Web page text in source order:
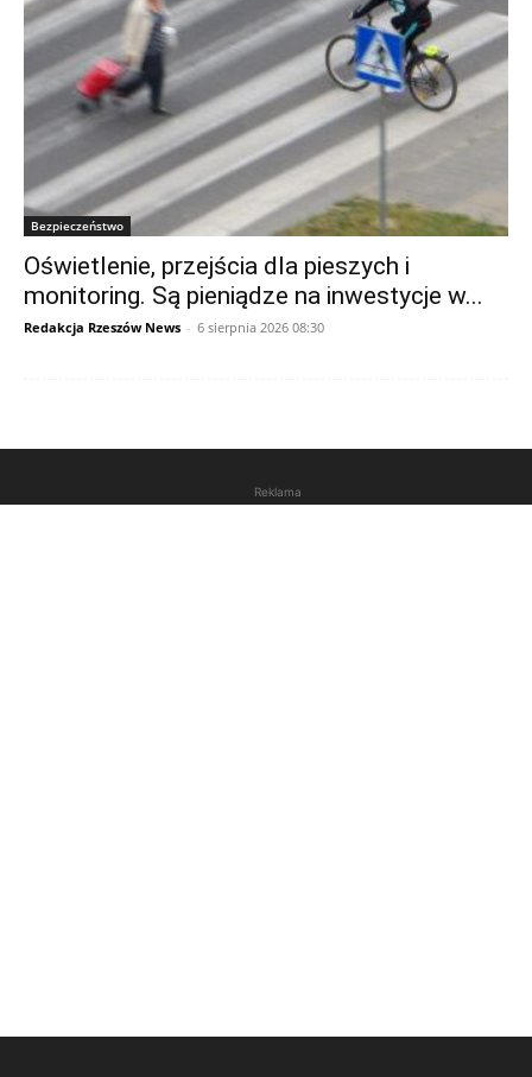
Bezpieczeństwo
Oświetlenie, przejścia dla pieszych i
monitoring. Są pieniądze na inwestycje w...
Redakcja Rzeszów News - 6 sierpnia 2026 08:30
Reklama